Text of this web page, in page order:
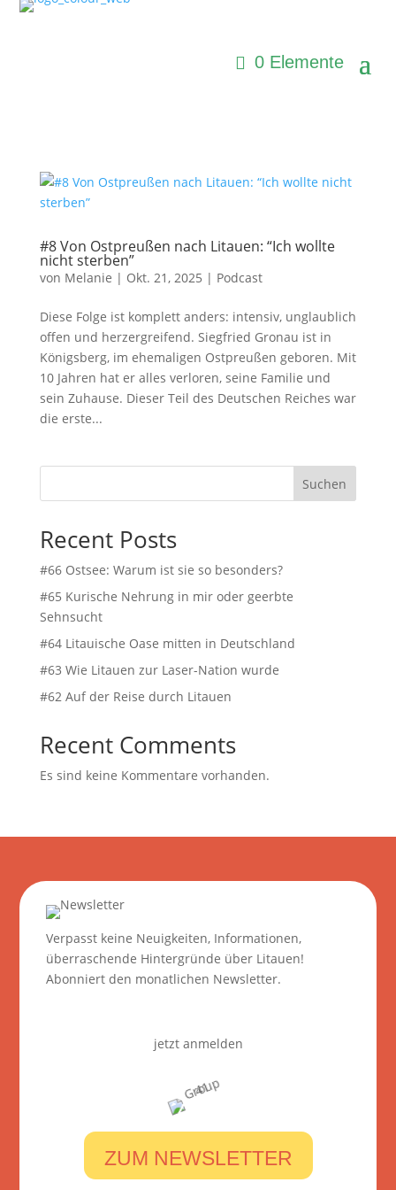
0 Elemente
#8 Von Ostpreußen nach Litauen: “Ich wollte
nicht sterben”
von Melanie | Okt. 21, 2025 | Podcast
Diese Folge ist komplett anders: intensiv, unglaublich
offen und herzergreifend. Siegfried Gronau ist in
Königsberg, im ehemaligen Ostpreußen geboren. Mit
10 Jahren hat er alles verloren, seine Familie und
sein Zuhause. Dieser Teil des Deutschen Reiches war
die erste...
Suchen
Recent Posts
#66 Ostsee: Warum ist sie so besonders?
#65 Kurische Nehrung in mir oder geerbte
Sehnsucht
#64 Litauische Oase mitten in Deutschland
#63 Wie Litauen zur Laser-Nation wurde
#62 Auf der Reise durch Litauen
Recent Comments
Es sind keine Kommentare vorhanden.
Verpasst keine Neuigkeiten, Informationen,
überraschende Hintergründe über Litauen!
Abonniert den monatlichen Newsletter.
jetzt anmelden
ZUM NEWSLETTER